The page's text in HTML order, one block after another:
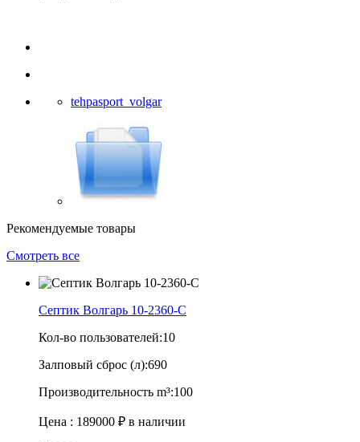
tehpasport_volgar
Рекомендуемые товары
Смотреть все
Септик Волгарь 10-2360-С
Кол-во пользователей:10
Залповый сброс (л):690
Производительность m³:100
Цена : 189000 ₽ в наличии